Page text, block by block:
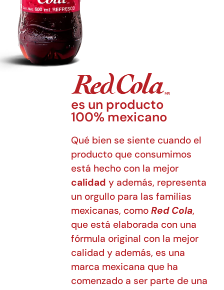
es un producto
100% mexicano
Qué bien se siente cuando el
producto que consumimos
está hecho con la mejor
calidad y además, representa
un orgullo para las familias
mexicanas, comoRed Cola,
que está elaborada con una
fórmula original con la mejor
calidad y además, es una
marca mexicana que ha
comenzado a ser parte de una